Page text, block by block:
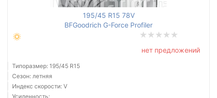
195/45 R15 78V
BFGoodrich G-Force Profiler
нет предложений
Типоразмер: 195/45 R15
Сезон: летняя
Индекс скорости: V
Усиленность: